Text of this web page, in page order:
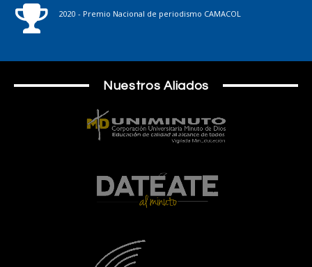
2020 - Premio Nacional de periodismo CAMACOL
Nuestros Aliados